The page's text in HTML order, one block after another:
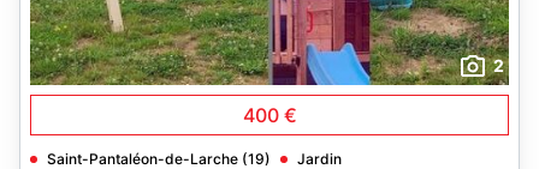
2
400 €
Saint-Pantaléon-de-Larche (19) Jardin